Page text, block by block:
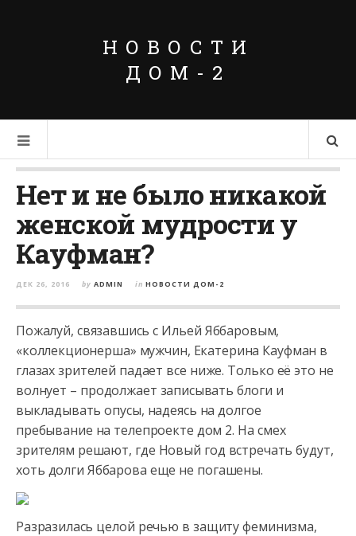
НОВОСТИ
ДОМ-2
Нет и не было никакой
женской мудрости у
Кауфман?
ДЕК 26, 2016 by ADMIN in НОВОСТИ ДОМ-2
Пожалуй, связавшись с Ильей Яббаровым,
«коллекционерша» мужчин, Екатерина Кауфман в
глазах зрителей падает все ниже. Только её это не
волнует – продолжает записывать блоги и
выкладывать опусы, надеясь на долгое
пребывание на телепроекте дом 2. На смех
зрителям решают, где Новый год встречать будут,
хоть долги Яббарова еще не погашены.
Разразилась целой речью в защиту феминизма,